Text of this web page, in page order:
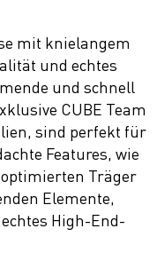
mit knielangem
und echtes
und schnell
CUBE Team
sind perfekt für
Features, wie
Träger
Elemente,
High-End-